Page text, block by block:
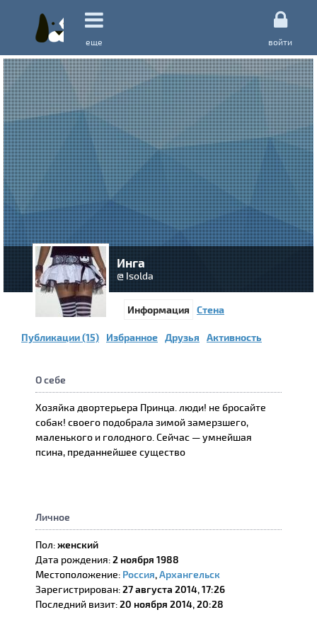
еще войти
Инга
@ Isolda
Информация Стена
Публикации (15) Избранное Друзья Активность
О себе
Хозяйка двортерьера Принца. люди! не бросайте
собак! своего подобрала зимой замерзшего,
маленького и голодного. Сейчас — умнейшая
псина, преданнейшее существо
Личное
Пол:женский
Дата рождения:2 ноября 1988
Местоположение: Россия,Архангельск
Зарегистрирован:27 августа 2014, 17:26
Последний визит:20 ноября 2014, 20:28